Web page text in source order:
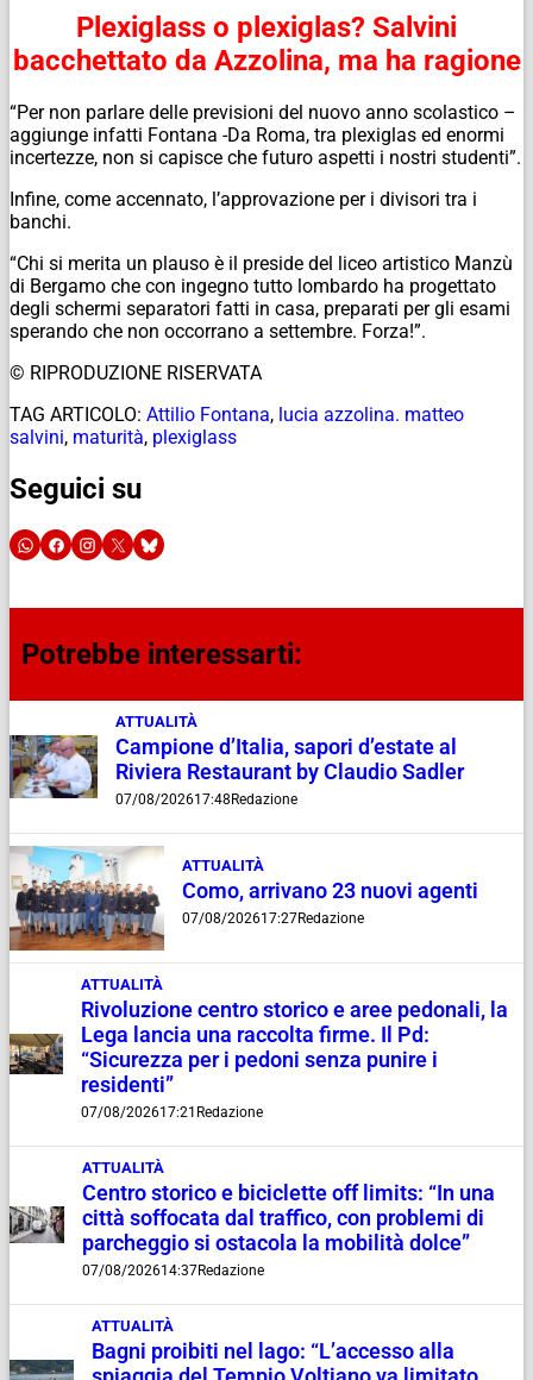
Plexiglass o plexiglas? Salvini
bacchettato da Azzolina, ma ha ragione
“Per non parlare delle previsioni del nuovo anno scolastico –
aggiunge infatti Fontana -Da Roma, tra plexiglas ed enormi
incertezze, non si capisce che futuro aspetti i nostri studenti”.
Infine, come accennato, l’approvazione per i divisori tra i
banchi.
“Chi si merita un plauso è il preside del liceo artistico Manzù
di Bergamo che con ingegno tutto lombardo ha progettato
degli schermi separatori fatti in casa, preparati per gli esami
sperando che non occorrano a settembre. Forza!”.
© RIPRODUZIONE RISERVATA
TAG ARTICOLO: Attilio Fontana, lucia azzolina. matteo
salvini, maturità, plexiglass
Seguici su
Potrebbe interessarti:
ATTUALITÀ
Campione d’Italia, sapori d’estate al
Riviera Restaurant by Claudio Sadler
07/08/202617:48 Redazione
ATTUALITÀ
Como, arrivano 23 nuovi agenti
07/08/202617:27Redazione
ATTUALITÀ
Rivoluzione centro storico e aree pedonali, la
Lega lancia una raccolta firme. Il Pd:
“Sicurezza per i pedoni senza punire i
residenti”
07/08/202617:21 Redazione
ATTUALITÀ
Centro storico e biciclette off limits: “In una
città soffocata dal traffico, con problemi di
parcheggio si ostacola la mobilità dolce”
07/08/202614:37Redazione
ATTUALITÀ
Bagni proibiti nel lago: “L’accesso alla